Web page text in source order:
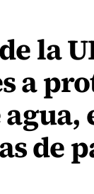
la
a
de